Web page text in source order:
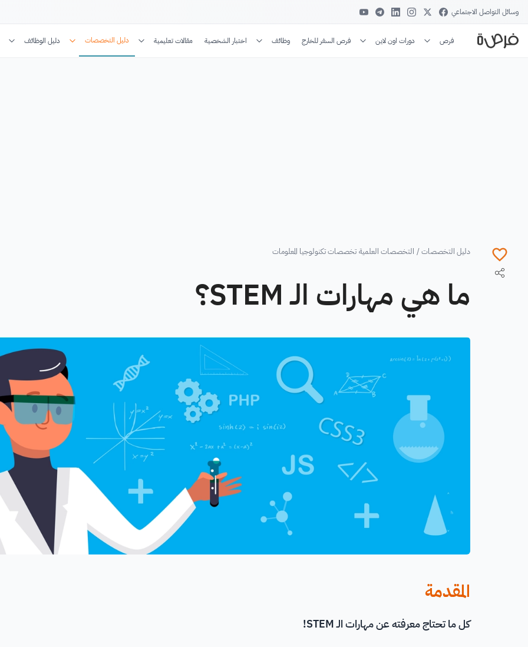
وسائل التواصل الاجتماعي
فرص دورات اون لاين فرص السفر للخارج وظائف اختبار الشخصية مقالات تعليمية دليل التخصصات دليل الوظائف
دليل التخصصات/ التخصصات العلمية تخصصات تكنولوجيا المعلومات
ما هي مهارات الـ STEM؟
المقدمة
كل ما تحتاج معرفته عن مهارات الـ STEM!